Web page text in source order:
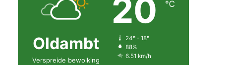
Oldambt
Verspreide bewolking
20 ℃
24º - 18º
88%
6.51 km/h